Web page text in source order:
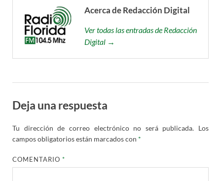
Acerca de Redacción Digital
Ver todas las entradas de Redacción
Digital →
Deja una respuesta
Tu dirección de correo electrónico no será publicada. Los
campos obligatorios están marcados con *
COMENTARIO*